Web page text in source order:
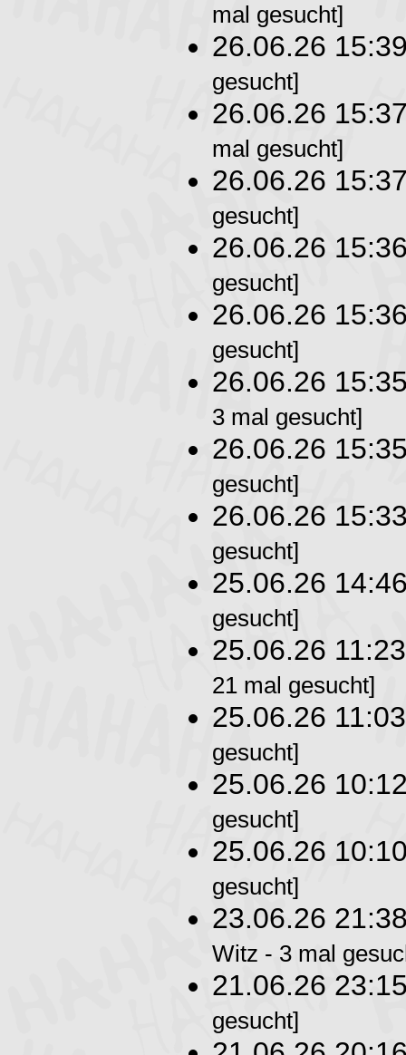
mal gesucht]
26.06.26
gesucht]
26.06.26
mal gesucht]
26.06.26
gesucht]
26.06.26
gesucht]
26.06.26
gesucht]
26.06.26
3 mal gesucht]
26.06.26
gesucht]
26.06.26
gesucht]
25.06.26
gesucht]
25.06.26
21 mal gesucht]
25.06.26
gesucht]
25.06.26
gesucht]
25.06.26
gesucht]
23.06.26
Witz - 3 mal
21.06.26
gesucht]